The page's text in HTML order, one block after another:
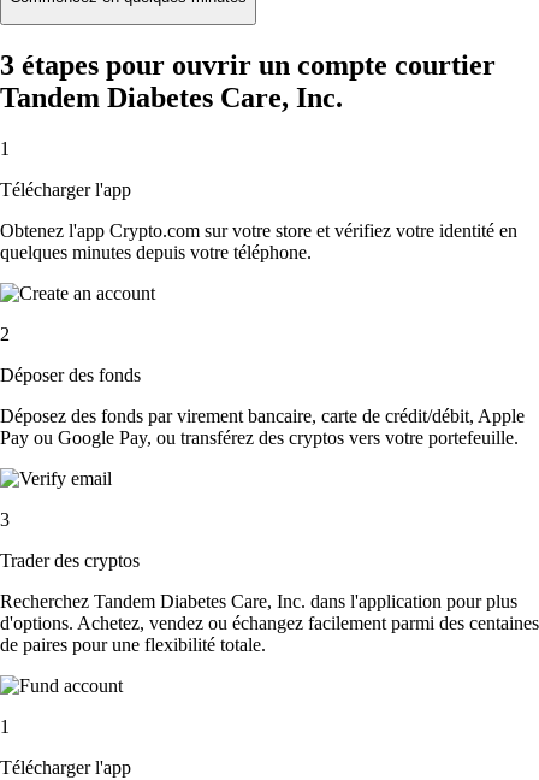
3 étapes pour ouvrir un compte courtier
Tandem Diabetes Care, Inc.
1
Télécharger l'app
Obtenez l'app Crypto.com sur votre store et vérifiez votre identité en
quelques minutes depuis votre téléphone.
2
Déposer des fonds
Déposez des fonds par virement bancaire, carte de crédit/débit, Apple
Pay ou Google Pay, ou transférez des cryptos vers votre portefeuille.
3
Trader des cryptos
Recherchez Tandem Diabetes Care, Inc. dans l'application pour plus
d'options. Achetez, vendez ou échangez facilement parmi des centaines
de paires pour une flexibilité totale.
1
Télécharger l'app